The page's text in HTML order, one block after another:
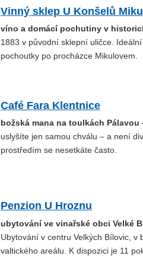
Vinný sklep U Konšelů
víno a domácí pochutiny v
1883 v původní sklepní uličce.
pochoutky po procházce Mikulovem.
Café Fara Klentnice
božská mana na toulkách Pálavou
uslyšíte jen samou chválu – a není
prostředím se nesetkáte často.
Penzion U Hroznu
ubytování ve vinařské obci Velké
Ubytování v centru Velkých Bílovic, v
valtického areálu. K dispozici je 11